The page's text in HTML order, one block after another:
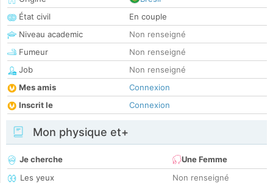
État civil
En couple
Niveau academic
Non renseigné
Fumeur
Non renseigné
Job
Non renseigné
Mes amis
Connexion
Inscrit le
Connexion
Mon physique et+
Je cherche
Une Femme
Les yeux
Non renseigné